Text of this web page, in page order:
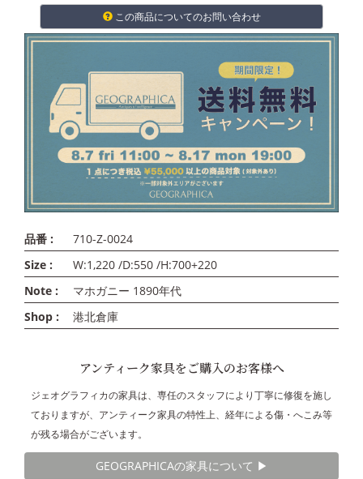
この商品についてのお問い合わせ
品番 :
710-Z-0024
Size :
W:1,220 /D:550 /H:700+220
Note :
マホガニー 1890年代
Shop :
港北倉庫
アンティーク家具をご購入のお客様へ
ジェオグラフィカの家具は、専任のスタッフにより丁寧に修復を施し
ておりますが、アンティーク家具の特性上、経年による傷・へこみ等
が残る場合がございます。
GEOGRAPHICAの家具について ▶︎